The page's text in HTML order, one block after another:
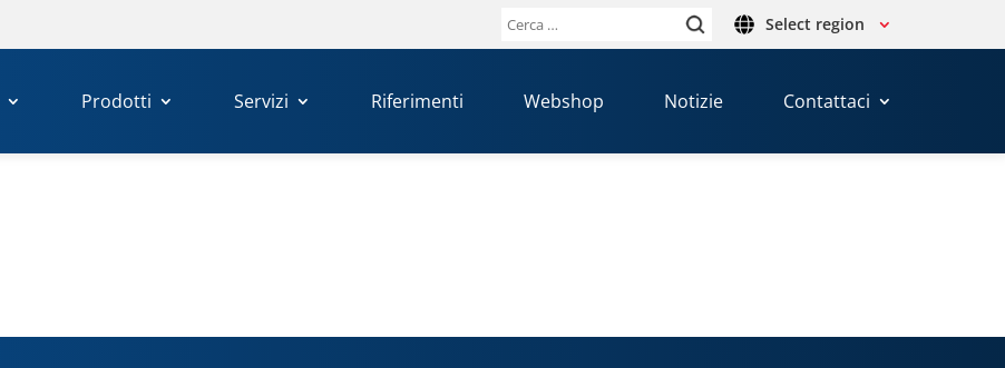
Ricerca Select region
Prodotti Servizi Riferimenti Webshop Notizie Contattaci